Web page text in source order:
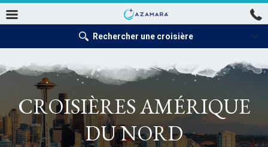
Rechercher une croisière
CROISIÈRES AMÉRIQUE
DU NORD